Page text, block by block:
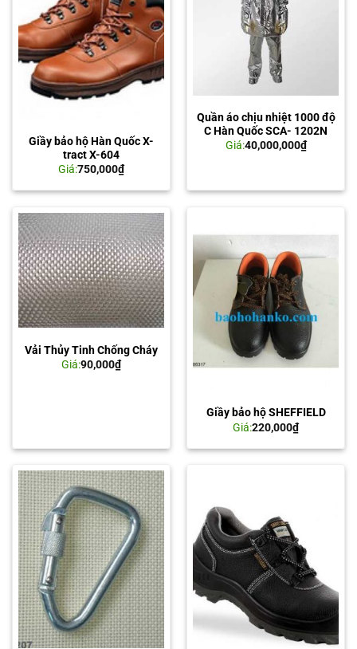
Giầy bảo hộ Hàn Quốc X-
tract X-604
Giá:750,000₫
Quần áo chịu nhiệt 1000 độ
C Hàn Quốc SCA- 1202N
Giá:40,000,000₫
Vải Thủy Tinh Chống Cháy
Giá:90,000₫
Giầy bảo hộ SHEFFIELD
Giá:220,000₫